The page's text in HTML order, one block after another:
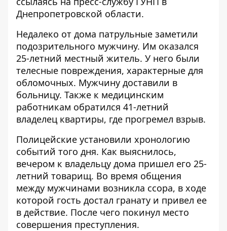
Днепропетровской области.
Недалеко от дома патрульные заметили
подозрительного мужчину. Им оказался
25-летний местный житель. У него были
телесные повреждения, характерные для
обломочных. Мужчину доставили в
больницу. Также к медицинским
работникам обратился 41-летний
владелец квартиры, где прогремел взрыв.
Полицейские установили хронологию
событий того дня. Как выяснилось,
вечером к владельцу дома пришел его 25-
летний товарищ. Во время общения
между мужчинами возникла ссора, в ходе
которой гость достал гранату и привел ее
в действие. После чего покинул место
совершения преступления.